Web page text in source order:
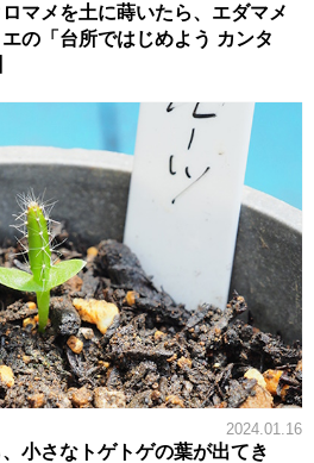
マメを土に蒔いたら、エダマメ
の「台所ではじめよう カンタ
2024.01.16
小さなトゲトゲの葉が出てき